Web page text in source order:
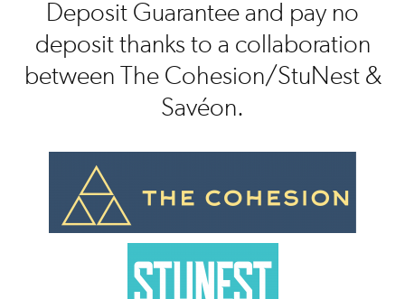
Deposit Guarantee and pay no
deposit thanks to a collaboration
between The Cohesion/StuNest &
Savéon.